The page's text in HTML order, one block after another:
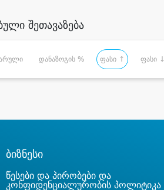
შეთავაზება
დანაზოგის % ფასი ↑ ფასი ↓
ბიზნესი
წესები და პირობები და
კონფიდენციალურობის პოლიტიკა